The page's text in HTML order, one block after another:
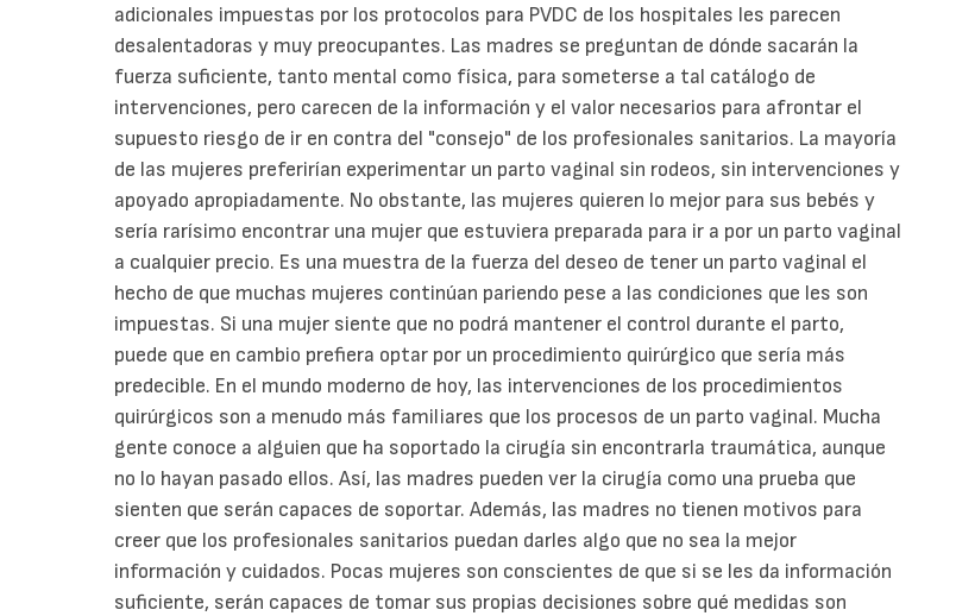
adicionales impuestas por los protocolos para PVDC de los hospitales les parecen
desalentadoras y muy preocupantes. Las madres se preguntan de dónde sacarán la
fuerza suficiente, tanto mental como física, para someterse a tal catálogo de
intervenciones, pero carecen de la información y el valor necesarios para afrontar el
supuesto riesgo de ir en contra del "consejo" de los profesionales sanitarios. La mayoría
de las mujeres preferirían experimentar un parto vaginal sin rodeos, sin intervenciones y
apoyado apropiadamente. No obstante, las mujeres quieren lo mejor para sus bebés y
sería rarísimo encontrar una mujer que estuviera preparada para ir a por un parto vaginal
a cualquier precio. Es una muestra de la fuerza del deseo de tener un parto vaginal el
hecho de que muchas mujeres continúan pariendo pese a las condiciones que les son
impuestas. Si una mujer siente que no podrá mantener el control durante el parto,
puede que en cambio prefiera optar por un procedimiento quirúrgico que sería más
predecible. En el mundo moderno de hoy, las intervenciones de los procedimientos
quirúrgicos son a menudo más familiares que los procesos de un parto vaginal. Mucha
gente conoce a alguien que ha soportado la cirugía sin encontrarla traumática, aunque
no lo hayan pasado ellos. Así, las madres pueden ver la cirugía como una prueba que
sienten que serán capaces de soportar. Además, las madres no tienen motivos para
creer que los profesionales sanitarios puedan darles algo que no sea la mejor
información y cuidados. Pocas mujeres son conscientes de que si se les da información
suficiente, serán capaces de tomar sus propias decisiones sobre qué medidas son